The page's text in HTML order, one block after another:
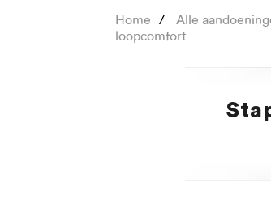
Home Alle
loopcomfort